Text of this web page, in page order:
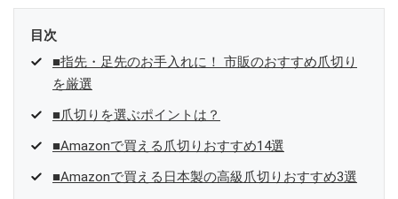
目次
■指先・足先のお手入れに！ 市販のおすすめ爪切り
を厳選
■爪切りを選ぶポイントは？
■Amazonで買える爪切りおすすめ14選
■Amazonで買える日本製の高級爪切りおすすめ3選